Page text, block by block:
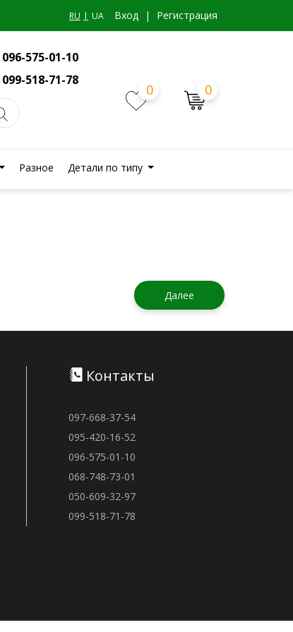
RU UA Вход | Регистрация
096-575-01-10
099-518-71-78
0 0
Разное Детали по типу
Далее
Контакты
097-668-37-54
095-420-16-52
096-575-01-10
068-748-73-01
050-609-32-97
099-518-71-78